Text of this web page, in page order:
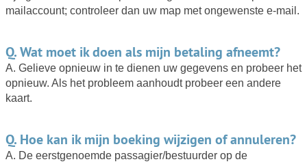
mailaccount; controleer dan uw map met ongewenste e-mail.
Q. Wat moet ik doen als mijn betaling afneemt?
A. Gelieve opnieuw in te dienen uw gegevens en probeer het
opnieuw. Als het probleem aanhoudt probeer een andere
kaart.
Q. Hoe kan ik mijn boeking wijzigen of annuleren?
A. De eerstgenoemde passagier/bestuurder op de